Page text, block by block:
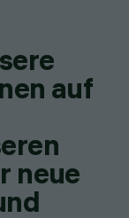
auf
neue